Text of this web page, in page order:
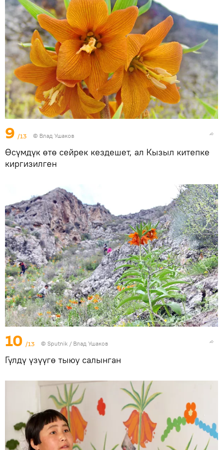
9 /13 © Влад Ушаков
Өсүмдүк өтө сейрек кездешет, ал Кызыл китепке
киргизилген
10 /13 © Sputnik / Влад Ушаков
Гүлдү үзүүгө тыюу салынган